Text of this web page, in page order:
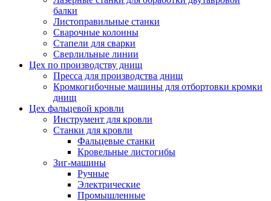
балки
Листоправильные станки
Сварочные колонны
Стапели для сварки
Сверлильные линии
Цех по производству днищ
Пресса для производства днищ
Кромкогибочные машины для отбортовки кромки
днищ
Цех фальцевой кровли
Инструмент для кровли
Станки для кровли
Фальцевые станки
Кровельные листогибы
Зиг-машины
Ручные
Электрические
Промышленные